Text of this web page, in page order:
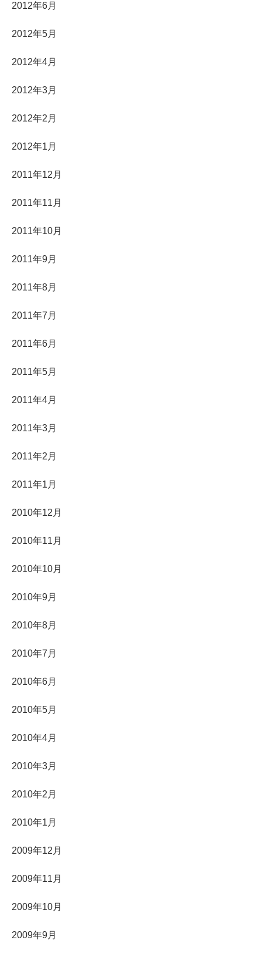
2012年6月
2012年5月
2012年4月
2012年3月
2012年2月
2012年1月
2011年12月
2011年11月
2011年10月
2011年9月
2011年8月
2011年7月
2011年6月
2011年5月
2011年4月
2011年3月
2011年2月
2011年1月
2010年12月
2010年11月
2010年10月
2010年9月
2010年8月
2010年7月
2010年6月
2010年5月
2010年4月
2010年3月
2010年2月
2010年1月
2009年12月
2009年11月
2009年10月
2009年9月